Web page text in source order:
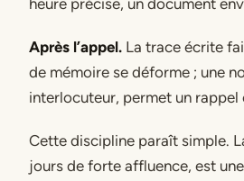
heure précise, un document
Après l’appel. La trace écrite
de mémoire se déforme ; une
interlocuteur, permet un
Cette discipline paraît simple.
jours de forte affluence, est